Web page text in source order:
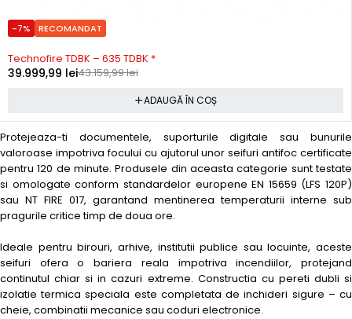
-7% RECOMANDAT
Precomanda
Technofire TDBK – 635 TDBK *
43.159,99lei
39.999,99 lei
ADAUGĂ ÎN COȘ
Protejeaza-ti documentele, suporturile digitale sau bunurile
valoroase impotriva focului cu ajutorul unor seifuri antifoc certificate
pentru 120 de minute. Produsele din aceasta categorie sunt testate
si omologate conform standardelor europene EN 15659 (LFS 120P)
sau NT FIRE 017, garantand mentinerea temperaturii interne sub
pragurile critice timp de doua ore.
Ideale pentru birouri, arhive, institutii publice sau locuinte, aceste
seifuri ofera o bariera reala impotriva incendiilor, protejand
continutul chiar si in cazuri extreme. Constructia cu pereti dubli si
izolatie termica speciala este completata de inchideri sigure – cu
cheie, combinatii mecanice sau coduri electronice.